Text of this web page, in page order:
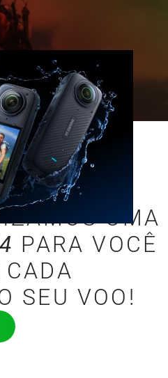
UMA
PARA VOCÊ
CADA
SEU VOO!